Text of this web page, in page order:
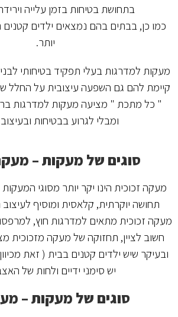
בתחושת בטיחות בזמן עלייה
כמו כן, בבתים בהם נמצאים ילדים
יותר.
מעקות למדרגות בעלי תפקיד בטיחותי
קיימת להם גם השפעה עיצובית על החלל
" כל מתכת " מציעה מעקות למדרגות
ומבלי לגרוע בבטיחות
סוגים של מעקות –
מעקה זכוכית הינו יקר יותר מסוגי
תחושה יוקרתית, קלאסית ומוסיף
מעקה זכוכית מתאים למדרגות חוץ,
חשוב לציין, תחזוקה של מעקה מזכוכית
ובעיקר שיש ילדים קטנים בבית ( זאת
יש סימני ידיים ולחות של
סוגים של מעקות –